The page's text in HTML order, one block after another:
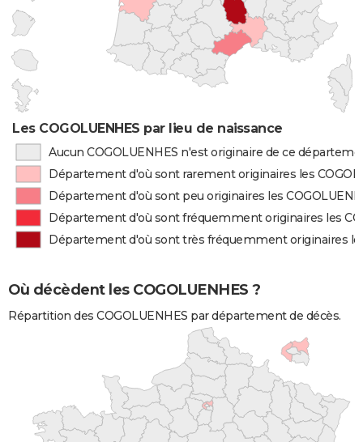
Les COGOLUENHES par lieu de naissance
Aucun COGOLUENHES n'est originaire de ce
Département d'où sont rarement originaires les
Département d'où sont peu originaires les
Département d'où sont fréquemment originaires les
Département d'où sont très fréquemment originaires
Où décèdent les COGOLUENHES ?
Répartition des COGOLUENHES par département de décès.